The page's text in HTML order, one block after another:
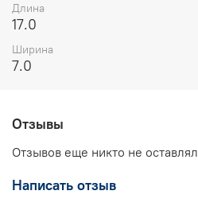
Длина
17.0
Ширина
7.0
Отзывы
Отзывов еще никто не оставлял
Написать отзыв